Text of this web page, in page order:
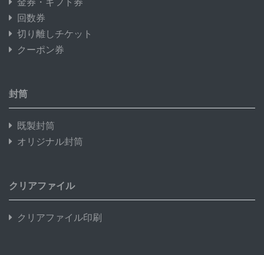
金券・ギフト券
回数券
切り離しチケット
クーポン券
封筒
既製封筒
オリジナル封筒
クリアファイル
クリアファイル印刷